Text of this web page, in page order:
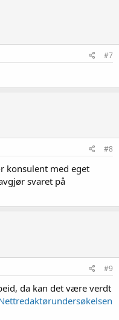
#7
#8
konsulent med eget
svaret på
#9
da kan det være verdt